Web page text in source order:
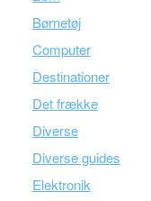
Børnetøj
Computer
Destinationer
Det frække
Diverse
Diverse guides
Elektronik